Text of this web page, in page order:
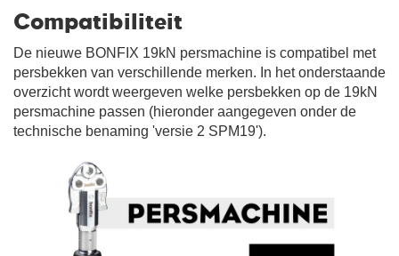
Compatibiliteit
De nieuwe BONFIX 19kN persmachine is compatibel met
persbekken van verschillende merken. In het onderstaande
overzicht wordt weergeven welke persbekken op de 19kN
persmachine passen (hieronder aangegeven onder de
technische benaming 'versie 2 SPM19').